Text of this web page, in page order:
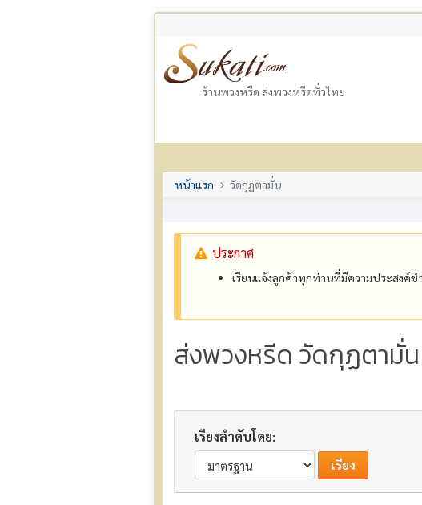
ร้านพวงหรีด ส่งพวงหรีดทั่วไทย
หน้าแรก วัดกุฏตามั่น
ประกาศ
เรียนแจ้งลูกค้าทุกท่านที่มีความประสงค์
ส่งพวงหรีด วัดกุฏตามั่
เรียงลำดับโดย: